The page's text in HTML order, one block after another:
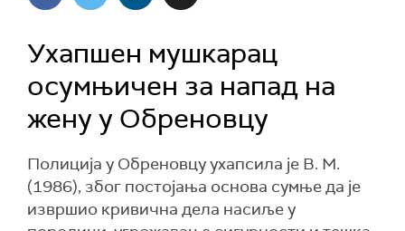
Ухапшен мушкарац
осумњичен за напад на
жену у Обреновцу
Полиција у Обреновцу ухапсила је В. М.
(1986), због постојања основа сумње да је
извршио кривична дела насиље у